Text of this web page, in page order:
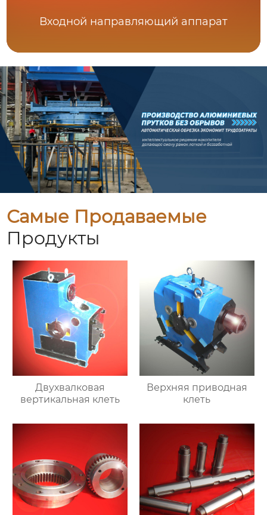
Входной направляющий аппарат
Самые Продаваемые
Продукты
Двухвалковая
вертикальная клеть
Верхняя приводная
клеть